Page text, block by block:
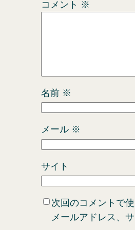
コメント ※
名前 ※
メール ※
サイト
次回のコメントで
メールアドレス、